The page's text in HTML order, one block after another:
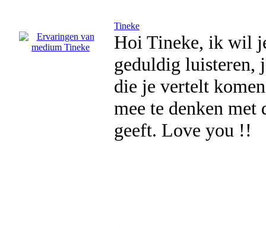
Tineke
Hoi Tineke, ik wil
geduldig luisteren,
die je vertelt
mee te denken
geeft. Love you !!